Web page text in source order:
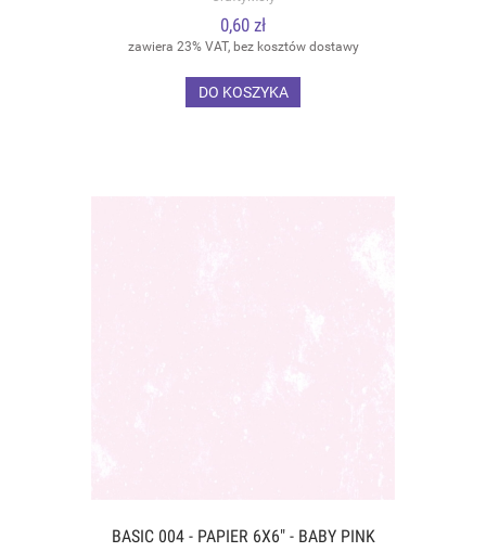
0,60 zł
zawiera 23% VAT, bez kosztów dostawy
DO KOSZYKA
BASIC 004 - PAPIER 6X6" - BABY PINK